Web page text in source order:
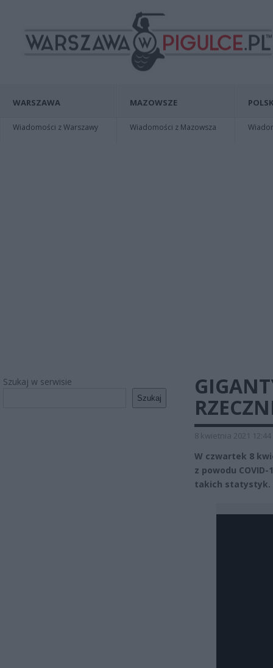
WARSZAWA
Wiadomości z Warszawy
MAZOWSZE
Wiadomości z Mazowsza
Szukaj w serwisie
Szukaj
8 kwietnia 2021 12:44
W czwartek 8
z powodu
takich statystyk.